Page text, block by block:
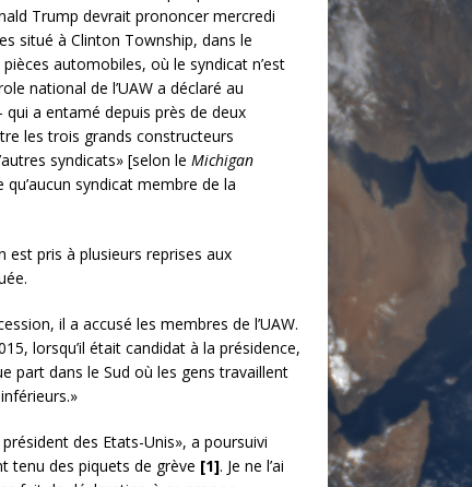
Trump devrait prononcer mercredi
situé à Clinton Township, dans le
automobiles, où le syndicat n’est
national de l’UAW a déclaré au
qui a entamé depuis près de deux
les trois grands constructeurs
syndicats» [selon le Michigan
syndicat membre de la
est pris à plusieurs reprises aux
il a accusé les membres de l’UAW.
lorsqu’il était candidat à la présidence,
part dans le Sud où les gens travaillent
des Etats-Unis», a poursuivi
tenu des piquets de grève [1]. Je ne l’ai